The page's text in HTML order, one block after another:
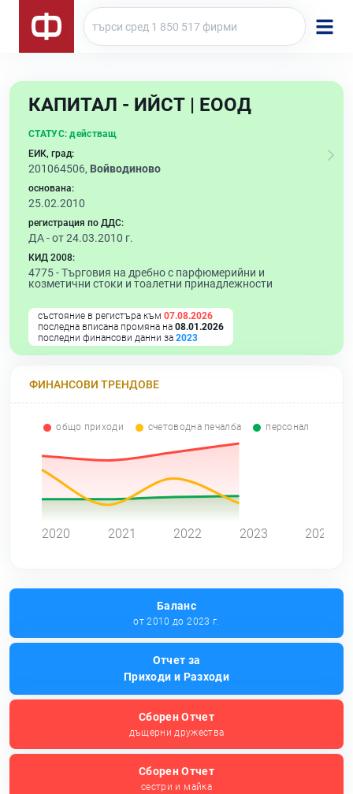
КАПИТАЛ - ИЙСТ | ЕООД
СТАТУС: действащ
ЕИК, град:
201064506, Войводиново
основана:
25.02.2010
регистрация по ДДС:
ДА - от 24.03.2010 г.
КИД 2008:
4775 -Търговия на дребно с парфюмерийни и
козметични стоки и тоалетни принадлежности
състояние в регистъра към 07.08.2026
последна вписана промяна на 08.01.2026
последни финансови данни за 2023
ФИНАНСОВИ ТРЕНДОВЕ
общо приходи счетоводна печалба персонал
2020 2021 2022 2023 2024
Баланс
от 2010 до 2023 г.
Отчет за
Приходи и Разходи
Сборен Отчет
дъщерни дружества
Сборен Отчет
сестри и майка